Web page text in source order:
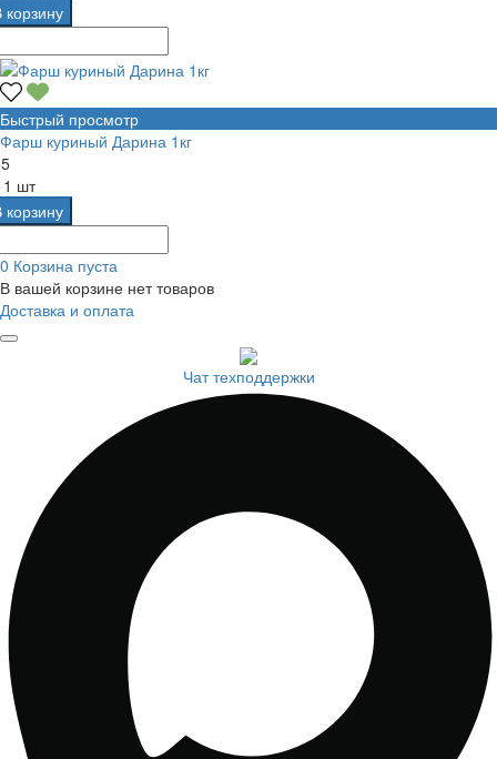
корзину
Быстрый просмотр
Фарш куриный Дарина 1кг
1 шт
корзину
0 Корзина пуста
В вашей корзине нет товаров
Доставка и оплата
Чат техподдержки